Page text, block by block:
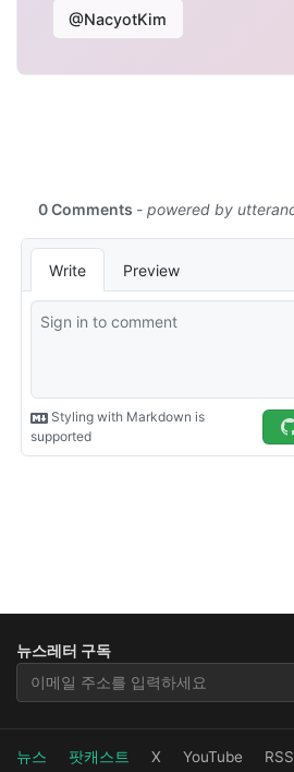
@NacyotKim
뉴스레터 구독
뉴스레터 구독
구독하기
뉴스 팟캐스트 X YouTube
RSS